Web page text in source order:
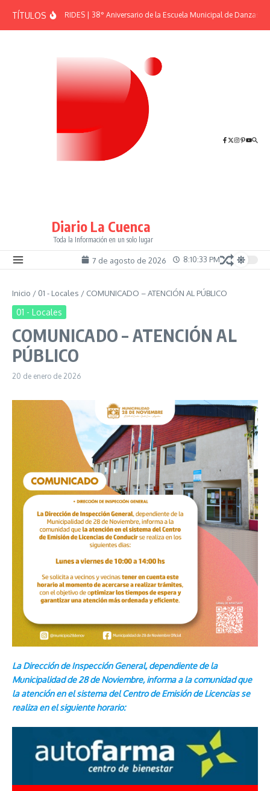
TÍTULOSEFEMÉRIDES | 38° Aniversario de la Escuela Municipal de Danzas “El
Diario La Cuenca
Toda la Información en un solo lugar
7 de agosto de 2026 8:10:34 PM
Inicio / 01 - Locales / COMUNICADO – ATENCIÓN AL PÚBLICO
01 - Locales
COMUNICADO – ATENCIÓN AL
PÚBLICO
20 de enero de 2026
La Dirección de Inspección General, dependiente de la
Municipalidad de 28 de Noviembre, informa a la comunidad que
la atención en el sistema del Centro de Emisión de Licencias se
realiza en el siguiente horario: